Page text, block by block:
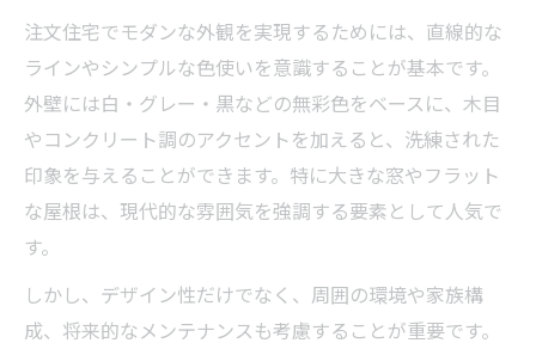
注文住宅でモダンな外観を実現するためには、直線的な
ラインやシンプルな色使いを意識することが基本です。
外壁には白・グレー・黒などの無彩色をベースに、木目
やコンクリート調のアクセントを加えると、洗練された
印象を与えることができます。特に大きな窓やフラット
な屋根は、現代的な雰囲気を強調する要素として人気で
す。
しかし、デザイン性だけでなく、周囲の環境や家族構
成、将来的なメンテナンスも考慮することが重要です。